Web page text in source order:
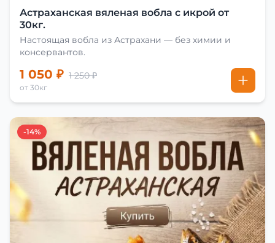
Астраханская вяленая вобла с икрой от
30кг.
Настоящая вобла из Астрахани — без химии и
консервантов.
1 050 ₽ 1 250 ₽
от 30кг
-14%